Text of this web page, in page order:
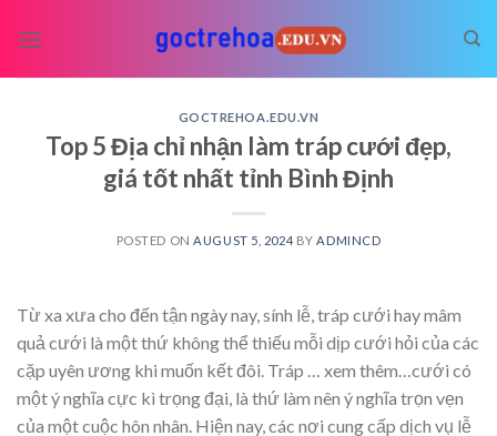
GOCTREHOA.EDU.VN
Top 5 Địa chỉ nhận làm tráp cưới đẹp,
giá tốt nhất tỉnh Bình Định
POSTED ON AUGUST 5, 2024 BY ADMINCD
Từ xa xưa cho đến tận ngày nay, sính lễ, tráp cưới hay mâm
quả cưới là một thứ không thể thiếu mỗi dịp cưới hỏi của các
cặp uyên ương khi muốn kết đôi. Tráp
… xem thêm… cưới có
một ý nghĩa cực kì trọng đại, là thứ làm nên ý nghĩa trọn vẹn
của một cuộc hôn nhân. Hiện nay, các nơi cung cấp dịch vụ lễ